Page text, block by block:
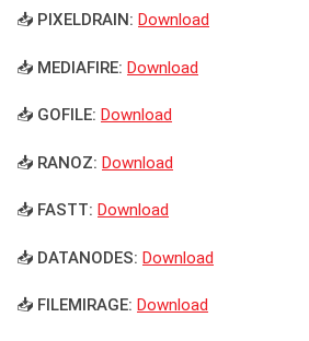
📥 PIXELDRAIN: Download
📥 MEDIAFIRE: Download
📥 GOFILE: Download
📥 RANOZ: Download
📥 FASTT: Download
📥 DATANODES: Download
📥 FILEMIRAGE: Download